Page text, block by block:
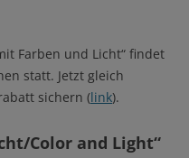
Farben und Licht“ findet
statt. Jetzt gleich
sichern (link).
Color and Light“